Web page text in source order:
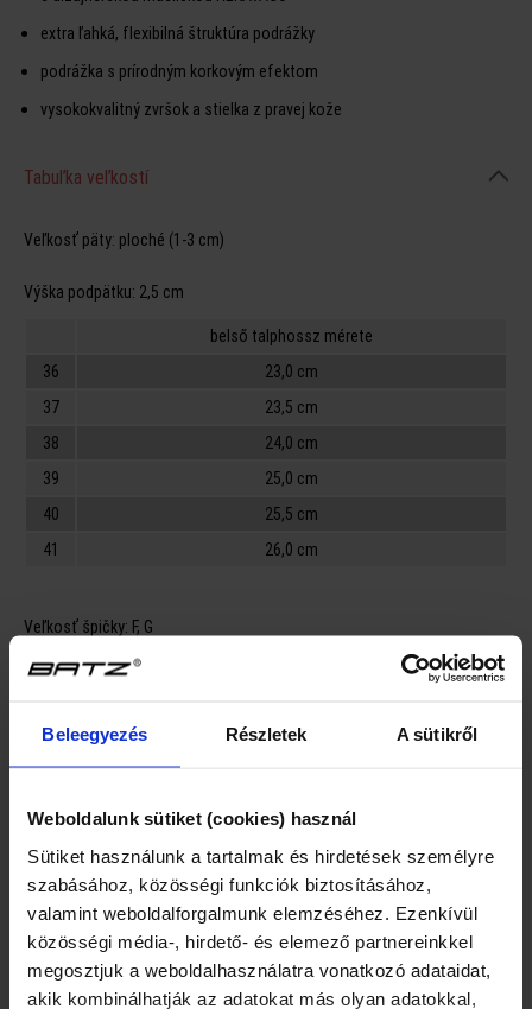
Beleegyezés Részletek A sütikről
Weboldalunk sütiket (cookies) használ
Sütiket használunk a tartalmak és hirdetések személyre
szabásához, közösségi funkciók biztosításához,
valamint weboldalforgalmunk elemzéséhez. Ezenkívül
közösségi média-, hirdető- és elemező partnereinkkel
megosztjuk a weboldalhasználatra vonatkozó adataidat,
akik kombinálhatják az adatokat más olyan adatokkal,
extra ľahká, flexibilná štruktúra podrážky
podrážka s prírodným korkovým efektom
vysokokvalitný zvršok a stielka z pravej kože
Tabuľka veľkostí
Veľkosť päty: ploché (1-3 cm)
Výška podpätku: 2,5 cm
belső talphossz mérete
36
23,0 cm
37
23,5 cm
38
24,0 cm
39
25,0 cm
40
25,5 cm
41
26,0 cm
Veľkosť špičky: F, G
Vysvetlenie označenia obvodu chodidla (šírka, výška):
F = vhodné pre nižšie a užšie chodidlá
G = vhodné pre chodidlá normálnej šírky a výšky
Popis
Hodnotenia
GPSR